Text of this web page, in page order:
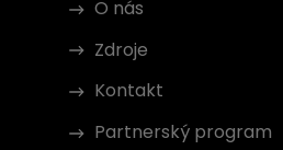
O nás
Zdroje
Kontakt
Partnerský program